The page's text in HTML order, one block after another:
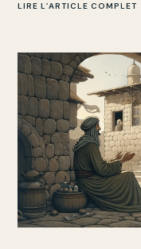
LIRE L’ARTICLE COMPLET